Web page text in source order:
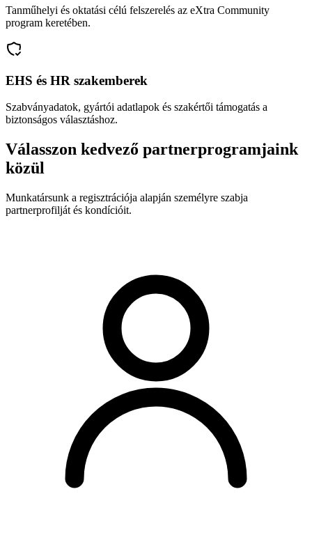
Tanműhelyi és oktatási célú felszerelés az eXtra Community
program keretében.
EHS és HR szakemberek
Szabványadatok, gyártói adatlapok és szakértői támogatás a
biztonságos választáshoz.
Válasszon kedvező partnerprogramjaink
közül
Munkatársunk a regisztrációja alapján személyre szabja
partnerprofilját és kondícióit.